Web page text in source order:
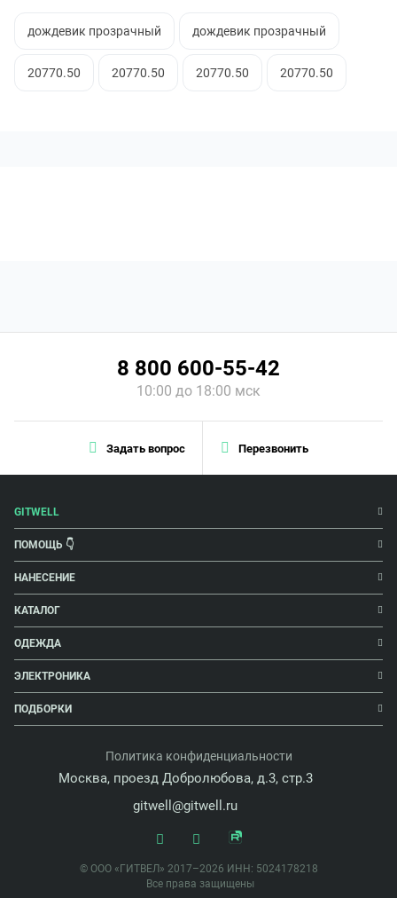
дождевик прозрачный дождевик прозрачный
20770.50 20770.50 20770.50 20770.50
Задать вопрос Перезвонить
8 800 600-55-42
10:00 до 18:00 мск
GITWELL
ПОМОЩЬ 👇
НАНЕСЕНИЕ
КАТАЛОГ
ОДЕЖДА
ЭЛЕКТРОНИКА
ПОДБОРКИ
Политика конфиденциальности
Москва, проезд Добролюбова, д.3, стр.3
gitwell@gitwell.ru
© ООО «ГИТВЕЛ» 2017–2026 ИНН: 5024178218
Все права защищены